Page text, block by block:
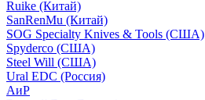
Ruike (Китай)
SanRenMu (Китай)
SOG Specialty Knives & Tools (США)
Spyderco (США)
Steel Will (США)
Ural EDC (Россия)
АиР